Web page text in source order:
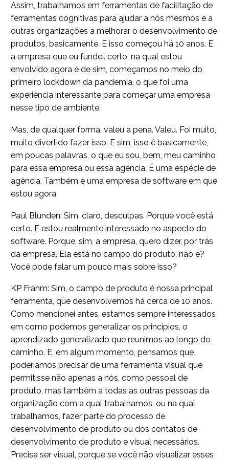
Assim, trabalhamos em ferramentas de facilitação de
ferramentas cognitivas para ajudar a nós mesmos e a
outras organizações a melhorar o desenvolvimento de
produtos, basicamente. E isso começou há 10 anos. E
a empresa que eu fundei. certo, na qual estou
envolvido agora é de sim, começamos no meio do
primeiro lockdown da pandemia, o que foi uma
experiência interessante para começar uma empresa
nesse tipo de ambiente.
Mas, de qualquer forma, valeu a pena. Valeu. Foi muito,
muito divertido fazer isso. E sim, isso é basicamente,
em poucas palavras, o que eu sou, bem, meu caminho
para essa empresa ou essa agência. É uma espécie de
agência. Também é uma empresa de software em que
estou agora.
Paul Blunden: Sim, claro, desculpas. Porque você está
certo. E estou realmente interessado no aspecto do
software. Porque, sim, a empresa, quero dizer, por trás
da empresa. Ela está no campo do produto, não é?
Você pode falar um pouco mais sobre isso?
KP Frahm: Sim, o campo de produto é nossa principal
ferramenta, que desenvolvemos há cerca de 10 anos.
Como mencionei antes, estamos sempre interessados
em como podemos generalizar os princípios, o
aprendizado generalizado que reunimos ao longo do
caminho. E, em algum momento, pensamos que
poderíamos precisar de uma ferramenta visual que
permitisse não apenas a nós, como pessoal de
produto, mas também a todas as outras pessoas da
organização com a qual trabalhamos, ou na qual
trabalhamos, fazer parte do processo de
desenvolvimento de produto ou dos contatos de
desenvolvimento de produto e visual necessários.
Precisa ser visual, porque se você não visualizar esses